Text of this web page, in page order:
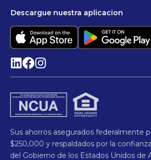
Descargue nuestra aplicacion
Sus ahorros asegurados federalmente
$250,000 y respaldados por la
del Gobierno de los Estados Unidos de